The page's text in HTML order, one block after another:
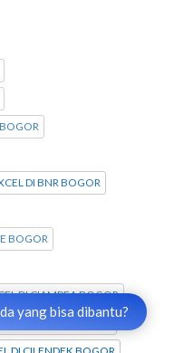
DI BNR BOGOR
BOGOR
DI CIAMPEA BOGOR
DI CIBINONG BOGOR
yang bisa dibantu?